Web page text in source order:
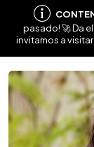
pasado! 🚀 Da
invitamos a